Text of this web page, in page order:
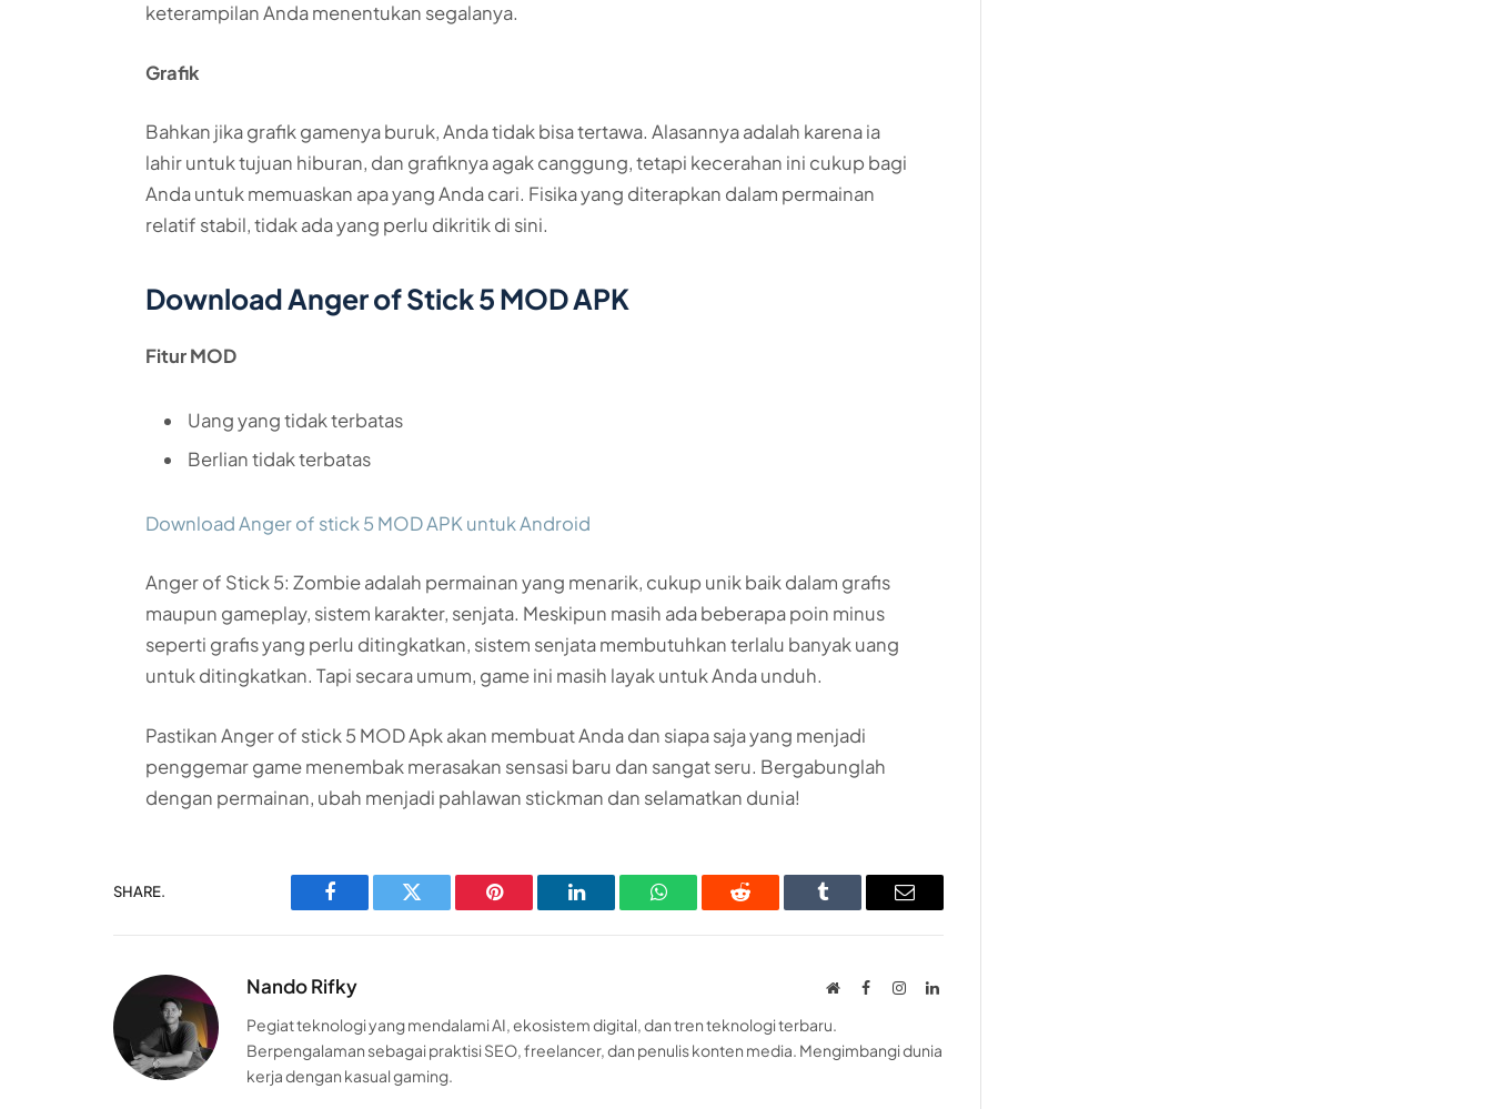
keterampilan Anda menentukan segalanya.
Grafik
Bahkan jika grafik gamenya buruk, Anda tidak bisa tertawa. Alasannya adalah karena ia
lahir untuk tujuan hiburan, dan grafiknya agak canggung, tetapi kecerahan ini cukup bagi
Anda untuk memuaskan apa yang Anda cari. Fisika yang diterapkan dalam permainan
relatif stabil, tidak ada yang perlu dikritik di sini.
Download Anger of Stick 5 MOD APK
Fitur MOD
Uang yang tidak terbatas
Berlian tidak terbatas
Download Anger of stick 5 MOD APK untuk Android
Anger of Stick 5: Zombie adalah permainan yang menarik, cukup unik baik dalam grafis
maupun gameplay, sistem karakter, senjata. Meskipun masih ada beberapa poin minus
seperti grafis yang perlu ditingkatkan, sistem senjata membutuhkan terlalu banyak uang
untuk ditingkatkan. Tapi secara umum, game ini masih layak untuk Anda unduh.
Pastikan Anger of stick 5 MOD Apk akan membuat Anda dan siapa saja yang menjadi
penggemar game menembak merasakan sensasi baru dan sangat seru. Bergabunglah
dengan permainan, ubah menjadi pahlawan stickman dan selamatkan dunia!
SHARE.
Facebook Twitter Pinterest LinkedIn WhatsAppReddit Tumblr Email
Nando Rifky WebsiteFacebookInstagramLinkedIn
Pegiat teknologi yang mendalami AI, ekosistem digital, dan tren teknologi terbaru.
Berpengalaman sebagai praktisi SEO, freelancer, dan penulis konten media. Mengimbangi dunia
kerja dengan kasual gaming.